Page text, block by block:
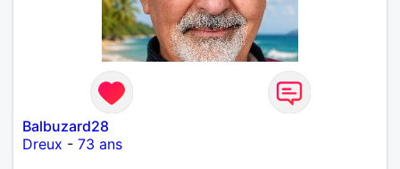
Balbuzard28
Dreux - 73 ans